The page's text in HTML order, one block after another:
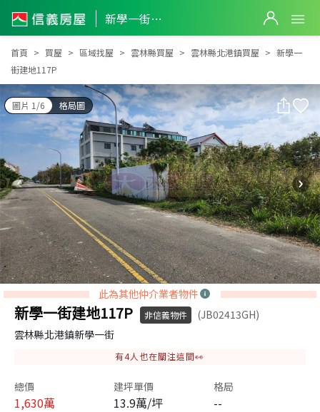
新學一街建地117P
新學一街建地117P
首頁 買屋 區域找屋 雲林縣買屋 雲林縣北港鎮買屋
新學一
街建地117P
圖片 1/6 格局圖
此為其他仲介業者物件
新學一街建地117P 非信義物件
(JB02413GH)
雲林縣北港鎮新學一街
有4人也在關注這間👀
總價
1,630萬
建坪單價
13.9萬/坪
格局
--